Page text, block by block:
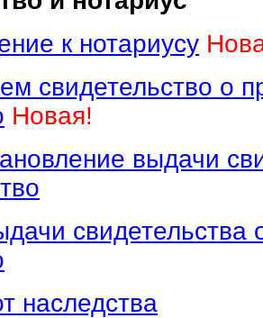
к нотариусу
свидетельство о
Новая!
выдачи
свидетельства
наследства